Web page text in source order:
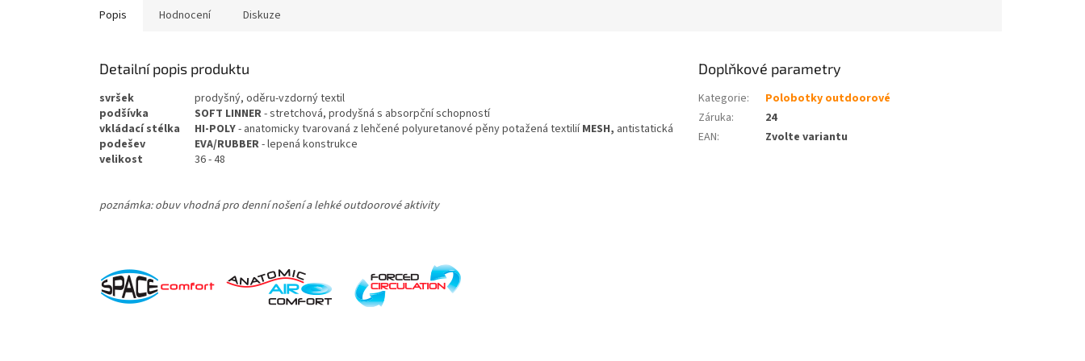
Popis Hodnocení Diskuze
Detailní popis produktu
svršek
prodyšný, oděru-vzdorný textil
podšívka
SOFT LINNER- stretchová, prodyšná s absorpční schopností
vkládací stélka HI-POLY- anatomicky tvarovaná z lehčené polyuretanové pěny potažená textiliíMESH, antistatická
podešev
EVA/RUBBER- lepená konstrukce
velikost
36 - 48
poznámka: obuv vhodná pro denní nošení a lehké outdoorové aktivity
Doplňkové parametry
Kategorie:
Polobotky outdoorové
Záruka:
24
EAN: Zvolte variantu